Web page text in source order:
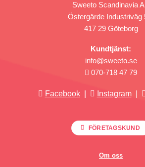
Sweeto Scandinavia
Östergärde Industriväg
417 29 Göteborg
Kundtjänst:
info@sweeto.se
070-718 47 79
Facebook| Instagram|
FÖRETAGSKUND
Om oss